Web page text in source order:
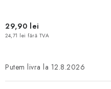
29,90 lei
24,71 lei fără TVA
12.8.2026